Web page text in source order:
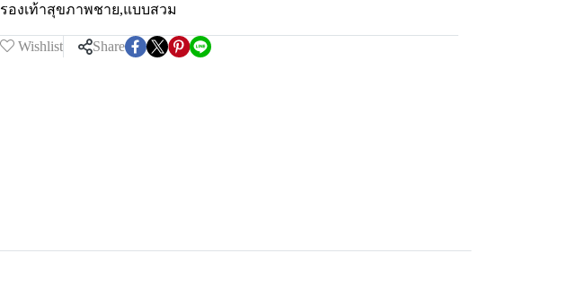
รองเท้าสุขภาพชาย,แบบสวม
Wishlist Share